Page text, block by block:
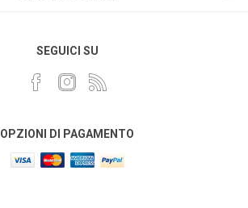
SEGUICI SU
OPZIONI DI PAGAMENTO